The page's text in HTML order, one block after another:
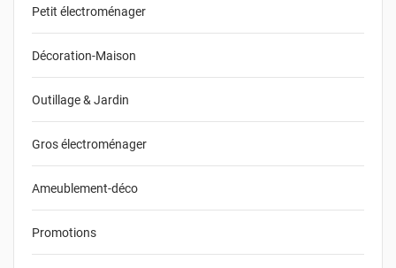
Petit électroménager
Décoration-Maison
Outillage & Jardin
Gros électroménager
Ameublement-déco
Promotions